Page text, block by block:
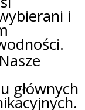
i
głównych